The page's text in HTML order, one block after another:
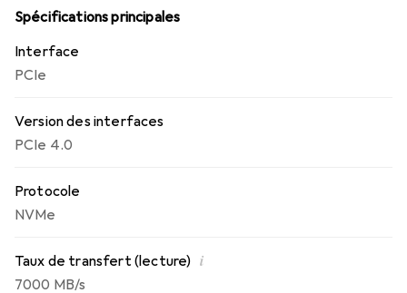
intensifs à la recherche des vitesses les plus élevées du
parfaitement dans les cartes mères, offrant ainsi plus de
flexibilité là où les utilisateurs exigeants recherchent
Spécifications principales
Interface
PCIe
Version des interfaces
PCIe 4.0
Protocole
NVMe
Taux de transfert (lecture) i
7000 MB/s